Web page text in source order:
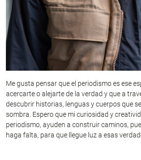
Me gusta pensar que el periodismo es ese
acercarte o alejarte de la verdad y que a
descubrir historias, lenguas y cuerpos que
sombra. Espero que mi curiosidad y
periodismo, ayuden a construir caminos,
haga falta, para que llegue luz a esas